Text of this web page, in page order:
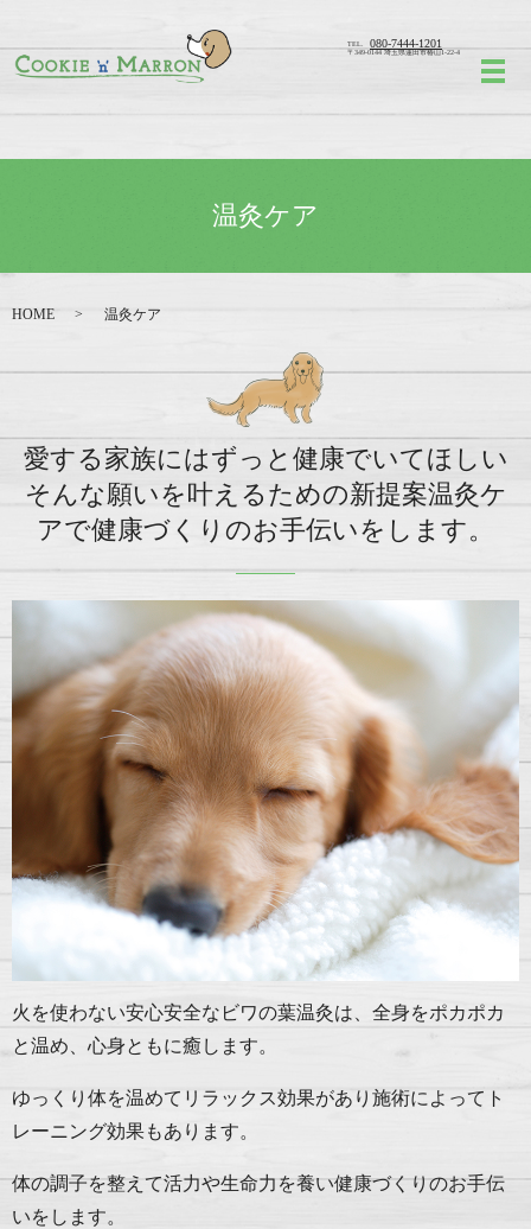
TEL. 080-7444-1201
〒349-0144 埼玉県蓮田市椿山1-22-4
メ
温灸ケア
HOME 温灸ケア
愛する家族にはずっと健康でいてほしい
そんな願いを叶えるための新提案温灸ケ
アで健康づくりのお手伝いをします。
火を使わない安心安全なビワの葉温灸は、全身をポカポカ
と温め、心身ともに癒します。
ゆっくり体を温めてリラックス効果があり施術によってト
レーニング効果もあります。
体の調子を整えて活力や生命力を養い健康づくりのお手伝
いをします。